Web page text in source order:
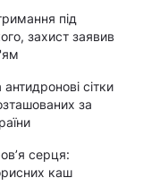
під
захист заявив
сітки
за
серця:
каш